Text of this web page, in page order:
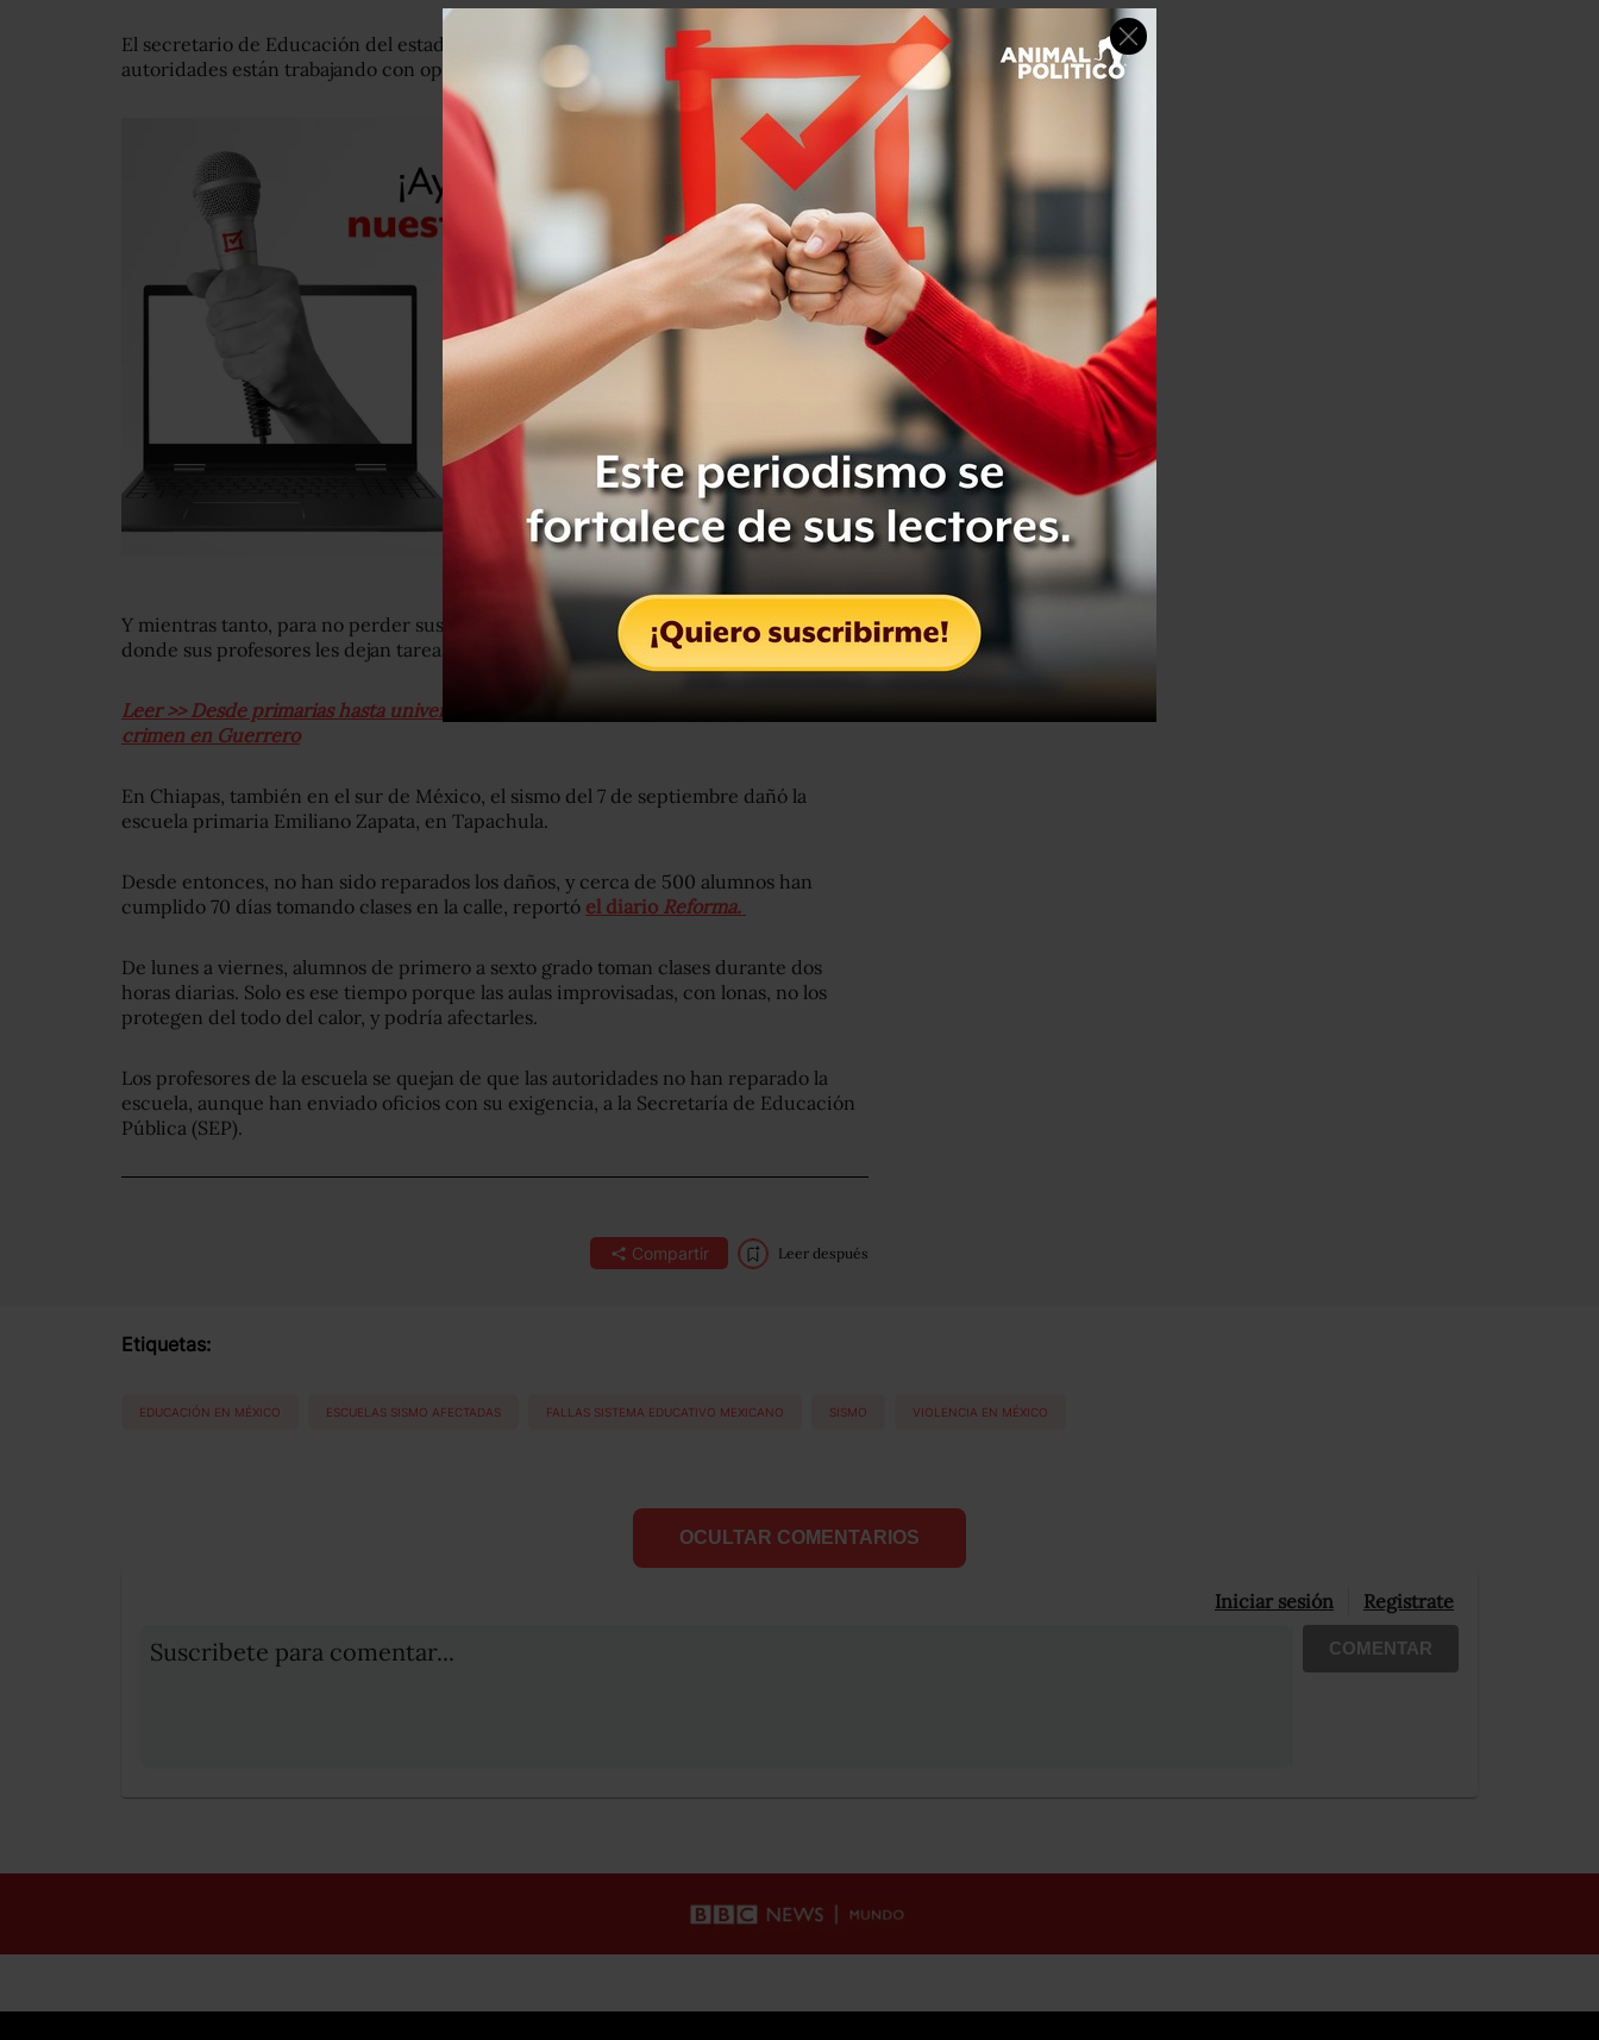
El secretario de Educación del estado, José Luis González de la Vega, dijo que las
autoridades están trabajando con operativos, para recuperar la normalidad.
Y mientras tanto, para no perder sus cursos, los alumnos toman clases vía internet,
donde sus profesores les dejan tareas.
Leer >> Desde primarias hasta universidades: 300 escuelas cierran por amenazas del
crimen en Guerrero
En Chiapas, también en el sur de México, el sismo del 7 de septiembre dañó la
escuela primaria Emiliano Zapata, en Tapachula.
Desde entonces, no han sido reparados los daños, y cerca de 500 alumnos han
cumplido 70 días tomando clases en la calle, reportó el diario Reforma.
De lunes a viernes, alumnos de primero a sexto grado toman clases durante dos
horas diarias. Solo es ese tiempo porque las aulas improvisadas, con lonas, no los
protegen del todo del calor, y podría afectarles.
Los profesores de la escuela se quejan de que las autoridades no han reparado la
escuela, aunque han enviado oficios con su exigencia, a la Secretaría de Educación
Pública (SEP).
Compartir Leer después
Etiquetas:
EDUCACIÓN EN MÉXICO ESCUELAS SISMO AFECTADAS FALLAS SISTEMA EDUCATIVO MEXICANO SISMO VIOLENCIA EN MÉXICO
OCULTAR COMENTARIOS
Iniciar sesión Registrate
Suscribete para comentar... COMENTAR